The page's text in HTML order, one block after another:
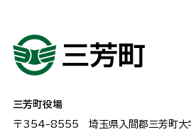
三芳町役場
〒354-8555 埼玉県入間郡三芳町大